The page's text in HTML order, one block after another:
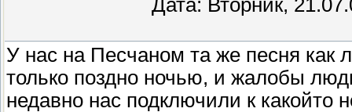
У нас на Песчаном та же песня как
только поздно ночью, и жалобы
недавно нас подключили к какойто